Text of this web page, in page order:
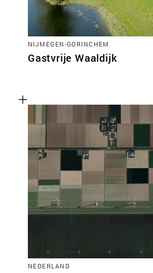
NIJMEGEN-GORINCHEM
Gastvrije Waaldijk
NEDERLAND